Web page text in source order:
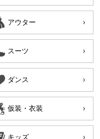
アウター
スーツ
ダンス
仮装・衣装
キッズ